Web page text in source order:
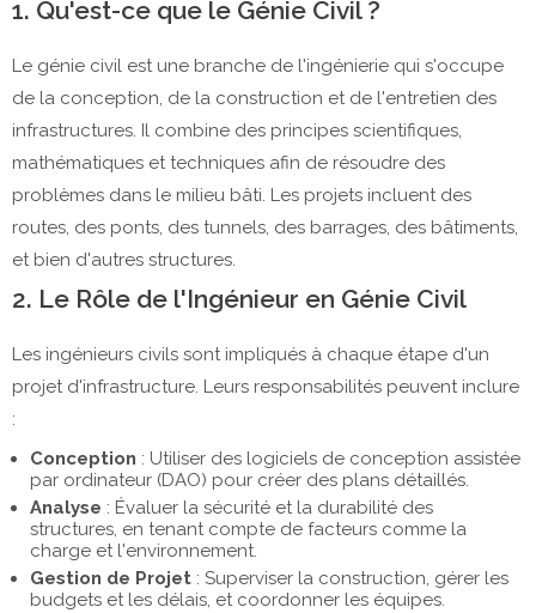
1. Qu'est-ce que le Génie Civil ?
Le génie civil est une branche de l'ingénierie qui s'occupe
de la conception, de la construction et de l'entretien des
infrastructures. Il combine des principes scientifiques,
mathématiques et techniques afin de résoudre des
problèmes dans le milieu bâti. Les projets incluent des
routes, des ponts, des tunnels, des barrages, des bâtiments,
et bien d'autres structures.
2. Le Rôle de l'Ingénieur en Génie Civil
Les ingénieurs civils sont impliqués à chaque étape d'un
projet d'infrastructure. Leurs responsabilités peuvent inclure
:
Conception : Utiliser des logiciels de conception assistée
par ordinateur (DAO) pour créer des plans détaillés.
Analyse : Évaluer la sécurité et la durabilité des
structures, en tenant compte de facteurs comme la
charge et l'environnement.
Gestion de Projet : Superviser la construction, gérer les
budgets et les délais, et coordonner les équipes.